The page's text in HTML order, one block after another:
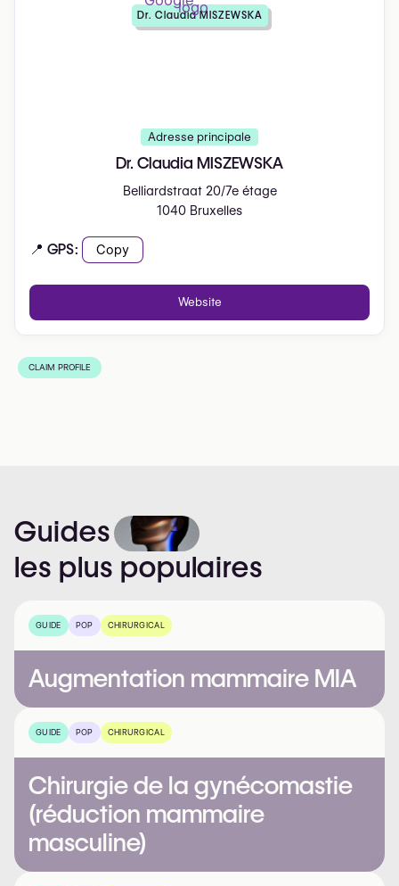
Adresse principale
Dr. Claudia MISZEWSKA
Belliardstraat 20/7e étage
1040 Bruxelles
📍 GPS: Copy
Website
Dr. Claudia MISZEWSKA
CLAIM PROFILE
Guides
les plus populaires
GUIDE POP CHIRURGICAL
Augmentation mammaire MIA
GUIDE POP CHIRURGICAL
Chirurgie de la gynécomastie
(réduction mammaire
masculine)